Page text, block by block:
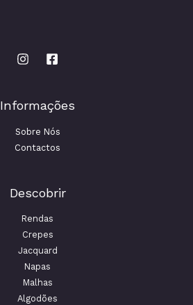
Informações
Sobre Nós
Contactos
Descobrir
Rendas
Crepes
Jacquard
Napas
Malhas
Algodões